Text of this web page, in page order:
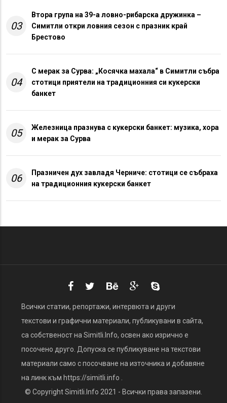
03
Втора група на 39-а ловно-рибарска дружинка –
Симитли откри ловния сезон с празник край
Брестово
04
С мерак за Сурва: „Косячка махала“ в Симитли събра
стотици приятели на традиционния си кукерски
банкет
05
Железница празнува с кукерски банкет: музика, хора
и мерак за Сурва
06
Празничен дух завладя Черниче: стотици се събраха
на традиционния кукерски банкет
Всички статии, репортажи, интервюта и други
текстови и графични материали, публикувани в сайта,
са собственост на Simitli.Info, освен ако изрично е
посочено друго. Допуска се публикуване на текстови
материали само с посочване на източника и добавяне
на линк към https://simitli.info .
© Copyright Simitli.Info 2021 - Всички права запазени.